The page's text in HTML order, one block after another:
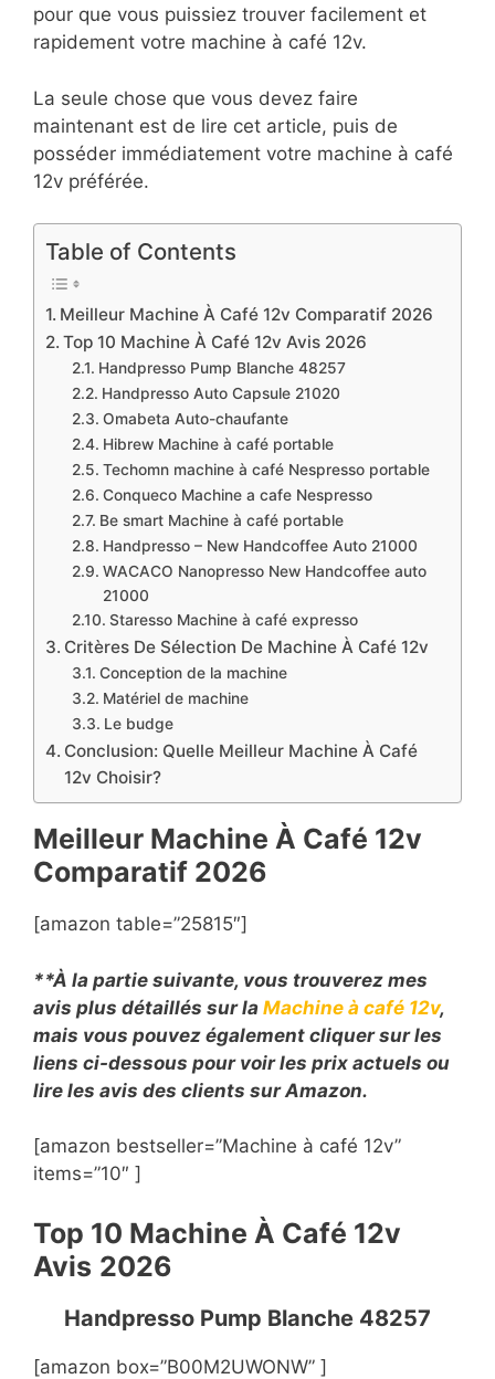
pour que vous puissiez trouver facilement et
rapidement votre machine à café 12v.
La seule chose que vous devez faire
maintenant est de lire cet article, puis de
posséder immédiatement votre machine à café
12v préférée.
Table of Contents
Meilleur Machine À Café 12v Comparatif 2026
Top 10 Machine À Café 12v Avis 2026
Handpresso Pump Blanche 48257
Handpresso Auto Capsule 21020
Omabeta Auto-chaufante
Hibrew Machine à café portable
Techomn machine à café Nespresso portable
Conqueco Machine a cafe Nespresso
Be smart Machine à café portable
Handpresso – New Handcoffee Auto 21000
WACACO Nanopresso New Handcoffee auto
21000
Staresso Machine à café expresso
Critères De Sélection De Machine À Café 12v
Conception de la machine
Matériel de machine
Le budge
Conclusion: Quelle Meilleur Machine À Café
12v Choisir?
Meilleur Machine À Café 12v
Comparatif 2026
[amazon table=”25815″]
**À la partie suivante, vous trouverez mes
avis plus détaillés sur la Machine à café 12v,
mais vous pouvez également cliquer sur les
liens ci-dessous pour voir les prix actuels ou
lire les avis des clients sur Amazon.
[amazon bestseller=”Machine à café 12v”
items=”10″ ]
Top 10 Machine À Café 12v
Avis 2026
Handpresso Pump Blanche 48257
[amazon box=”B00M2UWONW” ]